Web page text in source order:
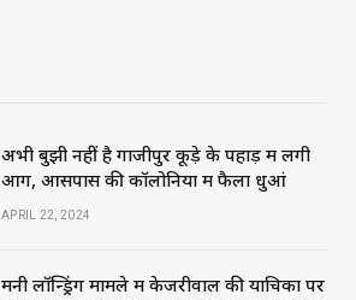
अभी बुझी नहीं है गाजीपुर कूड़े के पहाड़ में लगी
आग, आसपास की कॉलोनियों में फैला धुआं
APRIL 22, 2024
मनी लॉन्ड्रिंग मामले में केजरीवाल की याचिका पर